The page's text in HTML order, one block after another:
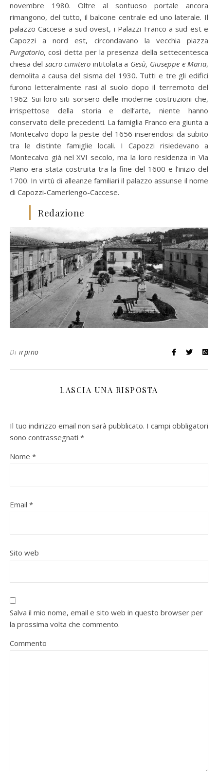
novembre 1980. Oltre al sontuoso portale ancora
rimangono, del tutto, il balcone centrale ed uno laterale. Il
palazzo Caccese a sud ovest, i Palazzi Franco a sud est e
Capozzi a nord est, circondavano la vecchia piazza
Purgatorio, così detta per la presenza della settecentesca
chiesa del sacro cimitero intitolata a Gesù, Giuseppe e Maria,
demolita a causa del sisma del 1930. Tutti e tre gli edifici
furono letteralmente rasi al suolo dopo il terremoto del
1962. Sui loro siti sorsero delle moderne costruzioni che,
irrispettose della storia e dell’arte, niente hanno
conservato delle precedenti. La famiglia Franco era giunta a
Montecalvo dopo la peste del 1656 inserendosi da subito
tra le distinte famiglie locali. I Capozzi risiedevano a
Montecalvo già nel XVI secolo, ma la loro residenza in Via
Piano era stata costruita tra la fine del 1600 e l’inizio del
1700. In virtù di alleanze familiari il palazzo assunse il nome
di Capozzi-Camerlengo-Caccese.
Redazione
Di irpino
LASCIA UNA RISPOSTA
Il tuo indirizzo email non sarà pubblicato. I campi obbligatori
sono contrassegnati *
Nome *
Email *
Sito web
Salva il mio nome, email e sito web in questo browser per
la prossima volta che commento.
Commento